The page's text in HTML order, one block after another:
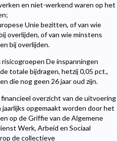
en niet-werkend waren op het
Unie bezitten, of van wie
overlijden, of van wie minstens
bij overlijden.
De inspanningen
totale bijdragen, hetzij 0,05 pct.,
die nog geen 26 jaar oud zijn.
overzicht van de uitvoering
opgemaakt worden door het
op de Griffie van de Algemene
Werk, Arbeid en Sociaal
de collectieve